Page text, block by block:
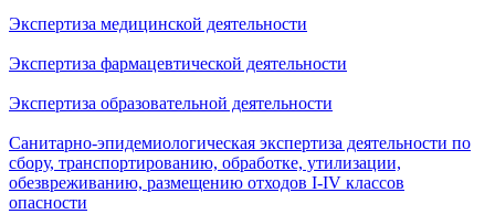
Экспертиза медицинской деятельности
Экспертиза фармацевтической деятельности
Экспертиза образовательной деятельности
Санитарно-эпидемиологическая экспертиза деятельности по
сбору, транспортированию, обработке, утилизации,
обезвреживанию, размещению отходов I-IV классов
опасности